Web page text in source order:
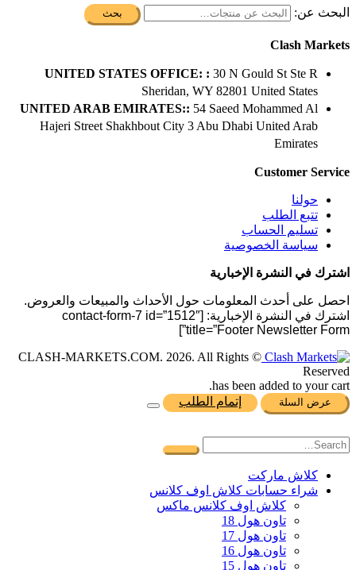
البحث عن: بحث
Clash Markets
UNITED STATES OFFICE: : 30 N Gould St Ste R
Sheridan, WY 82801 ​United States
UNITED ARAB EMIRATES:: 54 Saeed Mohammed Al
Hajeri Street Shakhbout City 3 Abu Dhabi​ United Arab
Emirates
Customer Service
حولنا
تتبع الطلب
تسليم الحساب
سياسة الخصوصية
اشترك في النشرة الإخبارية
احصل على أحدث المعلومات حول الأحداث والمبيعات والعروض.
اشترك في النشرة الإخبارية: [contact-form-7 id=”1512″
title=”Footer Newsletter Form”]
© CLASH-MARKETS.COM. 2026. All Rights
Reserved
has been added to your cart.
عرض السلة إتمام الطلب
كلاش ماركت
شراء حسابات كلاش اوف كلانس
كلاش اوف كلانس ماكس
تاون هول 18
تاون هول 17
تاون هول 16
تاون هول 15